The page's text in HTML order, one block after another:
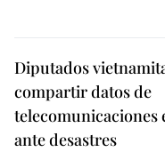
Diputados
compartir datos de
telecomunicaciones
ante desastres